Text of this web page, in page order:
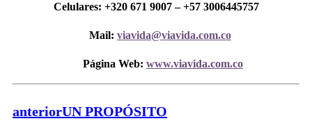
Celulares: +320 671 9007 – +57 3006445757
Mail: viavida@viavida.com.co
Página Web: www.viavida.com.co
anteriorUN PROPÓSITO